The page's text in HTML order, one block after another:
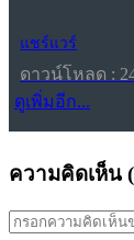
แชร์แวร์
ดาวน์โหลด :
ดูเพิ่มอีก...
ความคิดเห็น (